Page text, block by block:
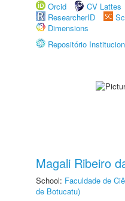
Orcid
CV Lattes
ResearcherID
Dimensions
Repositório
Magali Ribeiro
School: Faculdade de
de Botucatu)